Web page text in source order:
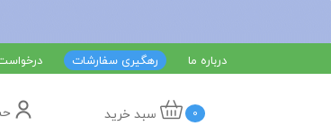
درباره ما رهگیری سفارشات
0 سبد خرید